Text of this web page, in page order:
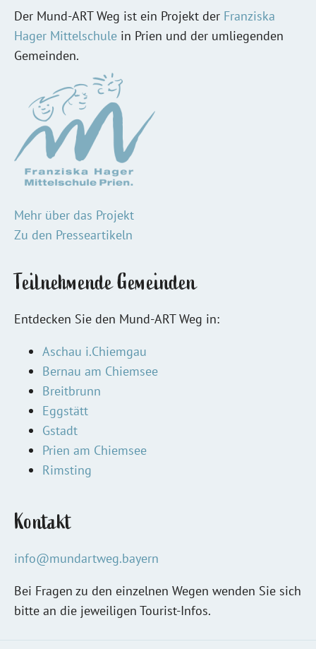
Der Mund-ART Weg ist ein Projekt der Franziska
Hager Mittelschulein Prien und der umliegenden
Gemeinden.
Mehr über das Projekt
Zu den Presseartikeln
Teilnehmende Gemeinden
Entdecken Sie den Mund-ART Weg in:
Aschau i.Chiemgau
Bernau am Chiemsee
Breitbrunn
Eggstätt
Gstadt
Prien am Chiemsee
Rimsting
Kontakt
info@mundartweg.bayern
Bei Fragen zu den einzelnen Wegen wenden Sie sich
bitte an die jeweiligen Tourist-Infos.